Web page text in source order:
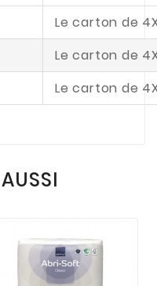
Le carton de
Le carton de
Le carton de